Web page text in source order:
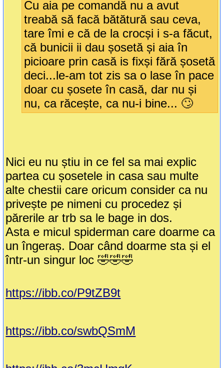
Cu aia pe comandă nu a avut
treabă să facă bătătură sau ceva,
tare îmi e că de la crocși i s-a făcut,
că bunicii ii dau șosetă și aia în
picioare prin casă is fixși fără șosetă
deci...le-am tot zis sa o lase în pace
doar cu șosete în casă, dar nu și
nu, ca răcește, ca nu-i bine... 🙄
Nici eu nu știu in ce fel sa mai explic
partea cu șosetele in casa sau multe
alte chestii care oricum consider ca nu
privește pe nimeni cu procedez și
părerile ar trb sa le bage in dos.
Asta e micul spiderman care doarme ca
un îngeraș. Doar când doarme sta și el
într-un singur loc 🤣🤣🤣
https://ibb.co/P9tZB9t
https://ibb.co/swbQSmM